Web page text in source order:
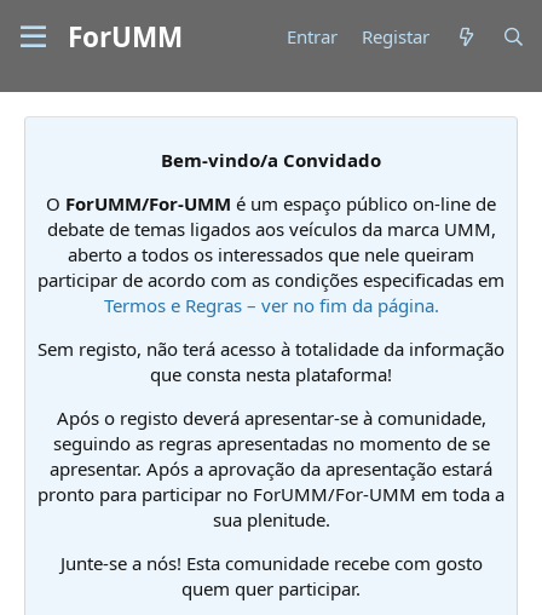
ForUMM Entrar Registar
Bem-vindo/a Convidado
O ForUMM/For-UMM é um espaço público on-line de
debate de temas ligados aos veículos da marca UMM,
aberto a todos os interessados que nele queiram
participar de acordo com as condições especificadas em
Termos e Regras – ver no fim da página.
Sem registo, não terá acesso à totalidade da informação
que consta nesta plataforma!
Após o registo deverá apresentar-se à comunidade,
seguindo as regras apresentadas no momento de se
apresentar. Após a aprovação da apresentação estará
pronto para participar no ForUMM/For-UMM em toda a
sua plenitude.
Junte-se a nós! Esta comunidade recebe com gosto
quem quer participar.